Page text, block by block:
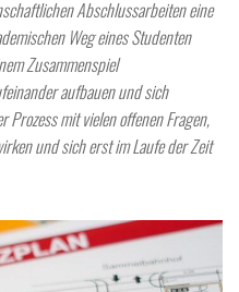
Abschlussarbeiten eine
Weg eines Studenten
Zusammenspiel
aufbauen und sich
mit vielen offenen Fragen,
und sich erst im Laufe der Zeit